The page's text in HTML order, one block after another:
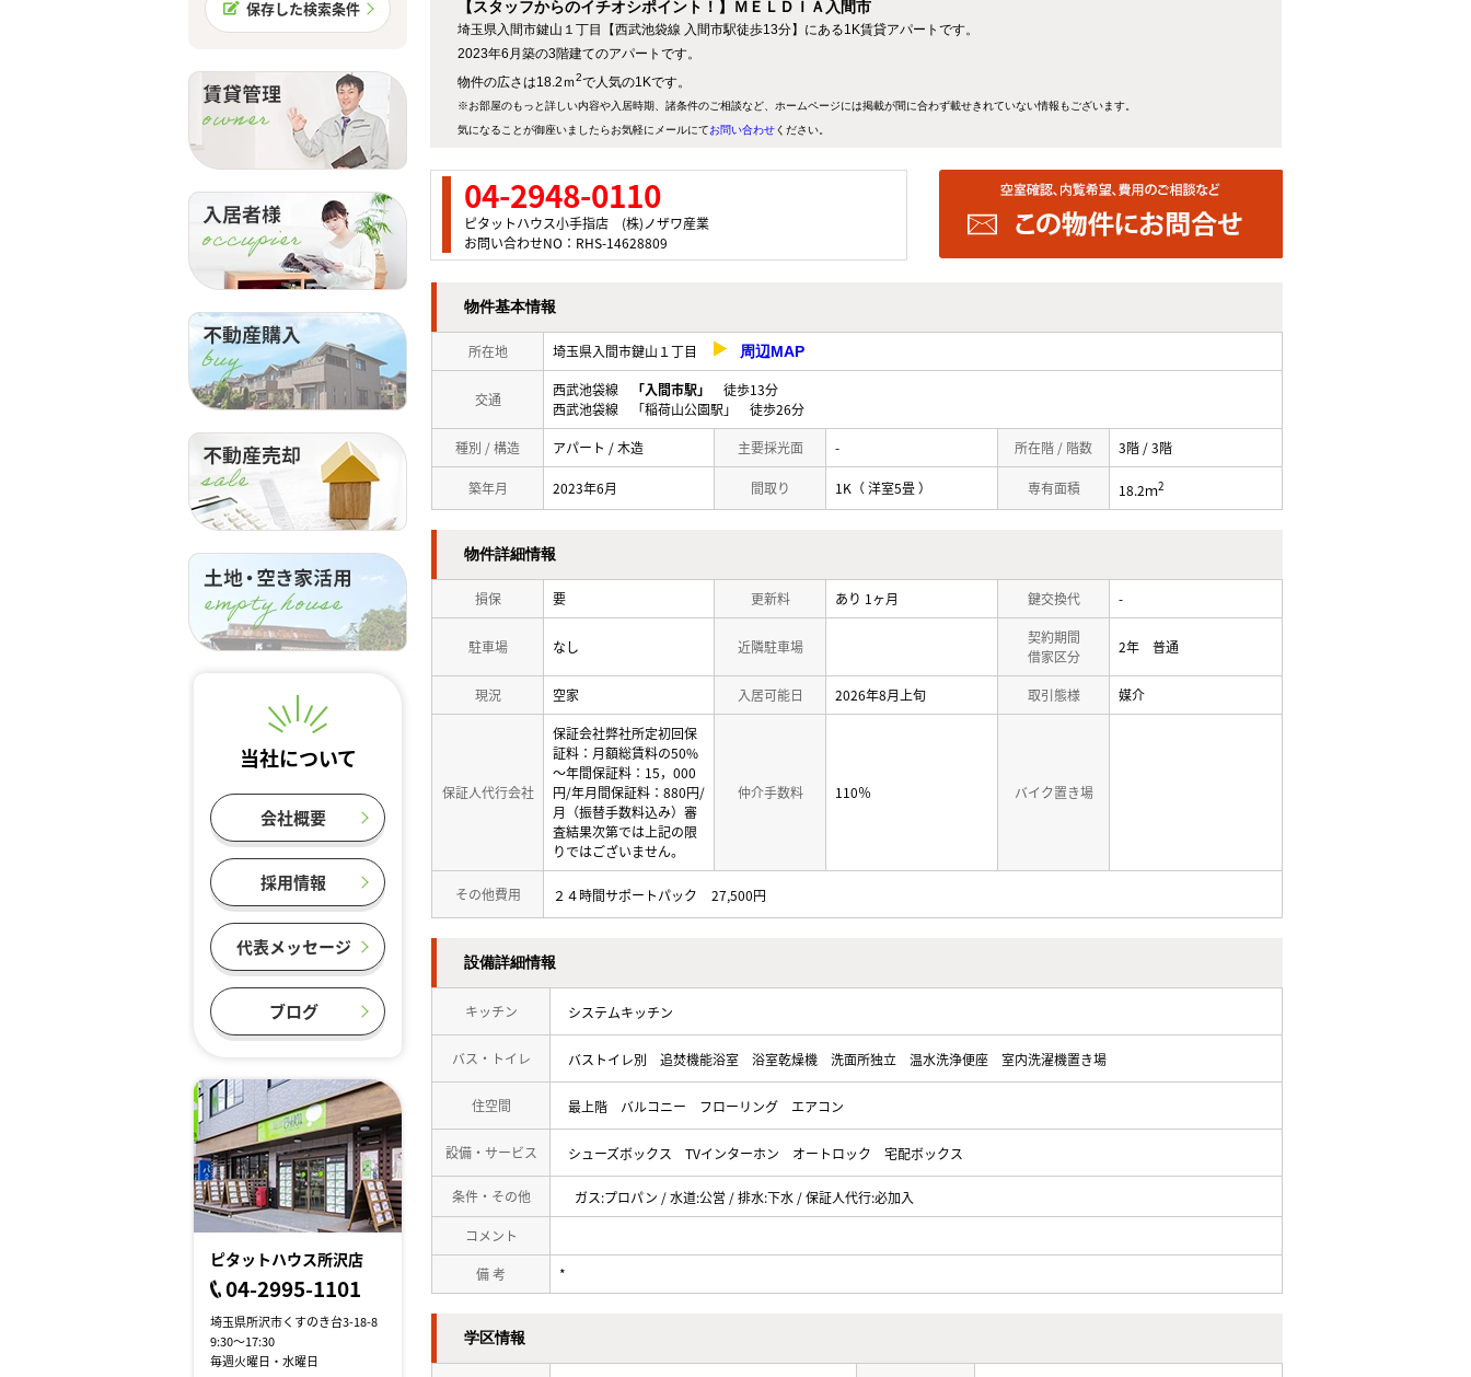
【スタッフからのイチオシポイント！】ＭＥＬＤＩＡ入間市
埼玉県入間市鍵山１丁目【西武池袋線 入間市駅徒歩13分】にある1K賃貸アパートです。
2023年6月築の3階建てのアパートです。
物件の広さは18.2ｍ2で人気の1Kです。
※お部屋のもっと詳しい内容や入居時期、諸条件のご相談など、ホームページには掲載が間に合わず載せきれていない情報もございます。
気になることが御座いましたらお気軽にメールにてお問い合わせください。
04-2948-0110
ピタットハウス小手指店 (株)ノザワ産業
お問い合わせNO：RHS-14628809
物件基本情報
所在地 埼玉県入間市鍵山１丁目 周辺MAP
交通
西武池袋線 「入間市駅」
徒歩13分
西武池袋線 「稲荷山公園駅」 徒歩26分
種別 / 構造 アパート / 木造 主要採光面 - 所在階 / 階数 3階 / 3階
築年月 2023年6月 間取り 1K（ 洋室5畳 ） 専有面積 18.2ｍ2
物件詳細情報
損保 要 更新料 あり 1ヶ月 鍵交換代 -
駐車場 なし 近隣駐車場
契約期間
借家区分
2年 普通
現況 空家 入居可能日 2026年8月上旬 取引態様 媒介
保証人代行会社
保証会社弊社所定初回保
証料：月額総賃料の50%
～年間保証料：15，000
円/年月間保証料：880円/
月（振替手数料込み）審
査結果次第では上記の限
りではございません。
仲介手数料 110％ バイク置き場
その他費用 ２４時間サポートパック 27,500円
設備詳細情報
キッチン システムキッチン
バス・トイレ バストイレ別 追焚機能浴室 浴室乾燥機 洗面所独立 温水洗浄便座 室内洗濯機置き場
住空間 最上階 バルコニー フローリング エアコン
設備・サービス シューズボックス TVインターホン オートロック 宅配ボックス
条件・その他 ガス:プロパン / 水道:公営 / 排水:下水 / 保証人代行:必加入
コメント
備 考 *
学区情報
保存した検索条件
当社について
会社概要
採用情報
代表メッセージ
ブログ
ピタットハウス所沢店
04-2995-1101
埼玉県所沢市くすのき台3-18-8
9:30～17:30
毎週火曜日・水曜日